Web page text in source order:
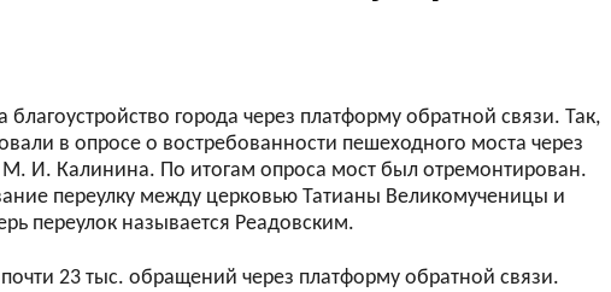
города через платформу обратной связи. Так,
в опросе о востребованности пешеходного моста через
И. Калинина. По итогам опроса мост был отремонтирован.
переулку между церковью Татианы Великомученицы и
переулок называется Реадовским.
23 тыс. обращений через платформу обратной связи.